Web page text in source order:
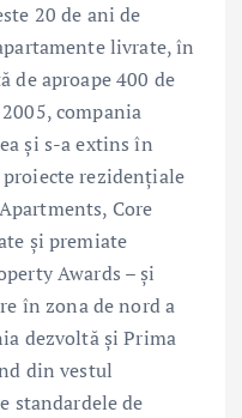
20 de ani de
livrate, în
de aproape 400 de
compania
și s-a extins în
rezidențiale
Core
și premiate
Awards – și
în zona de nord a
dezvoltă și Prima
din vestul
standardele de